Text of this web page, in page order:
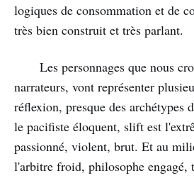
logiques de consommation et de
très bien construit et très parlant.
Les personnages que nous
narrateurs, vont représenter
réflexion, presque des archétypes
le pacifiste éloquent, slift est
passionné, violent, brut. Et au
l'arbitre froid, philosophe engagé,